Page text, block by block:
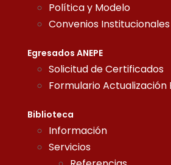
Política y Modelo
Convenios Institucionales
Egresados ANEPE
Solicitud de Certificados
Formulario Actualización
Biblioteca
Información
Servicios